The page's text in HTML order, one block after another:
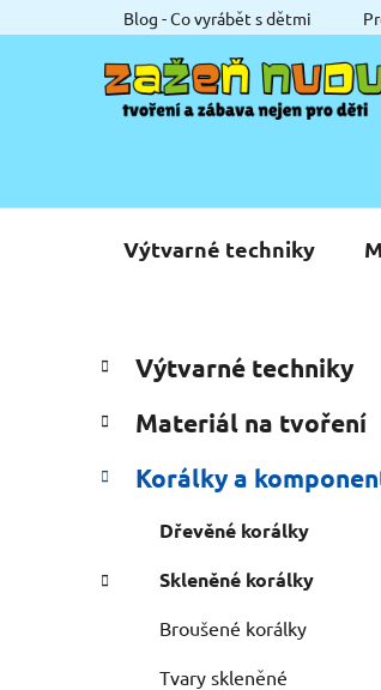
na
Blog - Co vyrábět s dětmi
Výtvarné techniky
P
o
s
r
n
Přeskočit
kategorie
a
e
o
Výtvarné techniky
Materiál na tvoření
Korálky a
Dřevěné korálky
Skleněné korálky
Broušené korálky
Tvary skleněné